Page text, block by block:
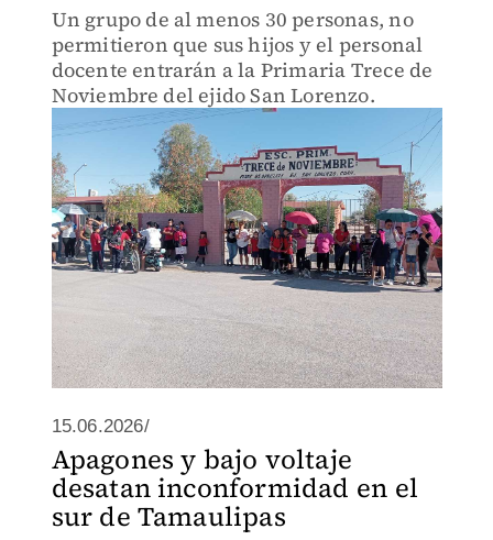
Un grupo de al menos 30 personas, no
permitieron que sus hijos y el personal
docente entrarán a la Primaria Trece de
Noviembre del ejido San Lorenzo.
15.06.2026/
Apagones y bajo voltaje
desatan inconformidad en el
sur de Tamaulipas